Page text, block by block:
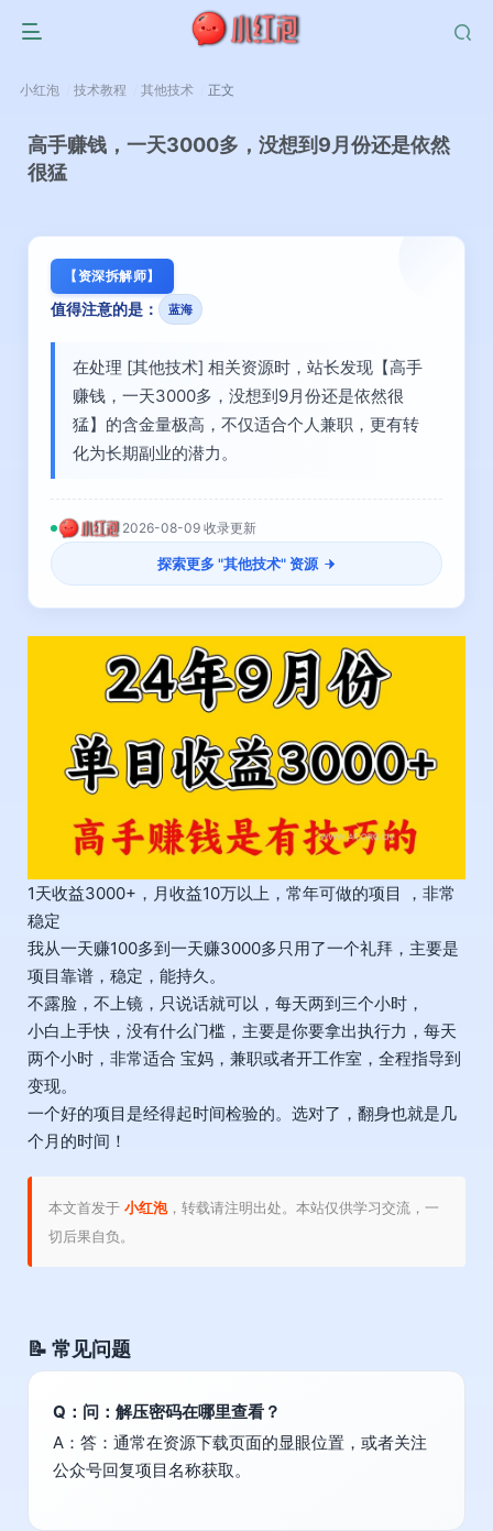
小红泡 技术教程 其他技术 正文
高手赚钱，一天3000多，没想到9月份还是依然
很猛
【资深拆解师】
值得注意的是： 蓝海
在处理 [其他技术] 相关资源时，站长发现【高手
赚钱，一天3000多，没想到9月份还是依然很
猛】的含金量极高，不仅适合个人兼职，更有转
化为长期副业的潜力。
2026-08-09 收录更新
探索更多 "其他技术" 资源
1天收益3000+，月收益10万以上，常年可做的项目 ，非常
稳定
我从一天赚100多到一天赚3000多只用了一个礼拜，主要是
项目靠谱，稳定，能持久。
不露脸，不上镜，只说话就可以，每天两到三个小时，
小白上手快，没有什么门槛，主要是你要拿出执行力，每天
两个小时，非常适合 宝妈，兼职或者开工作室，全程指导到
变现。
一个好的项目是经得起时间检验的。选对了，翻身也就是几
个月的时间！
本文首发于 小红泡，转载请注明出处。本站仅供学习交流，一
切后果自负。
📝 常见问题
Q：问：解压密码在哪里查看？
A：答：通常在资源下载页面的显眼位置，或者关注
公众号回复项目名称获取。